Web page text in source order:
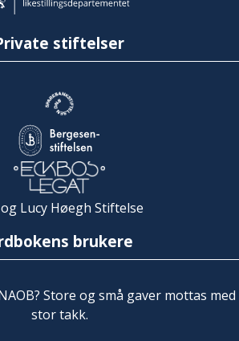
stiftelser
Lucy Høegh Stiftelse
brukere
Store og små gaver mottas med
stor takk.